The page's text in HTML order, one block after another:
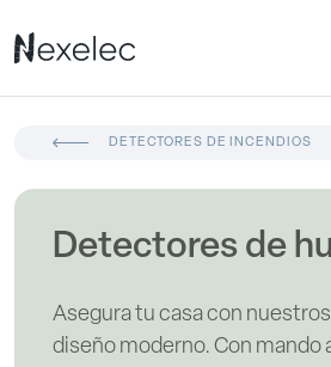
DETECTORES DE INCENDIOS
Detectores de
Asegura tu casa con
diseño moderno. Con mando